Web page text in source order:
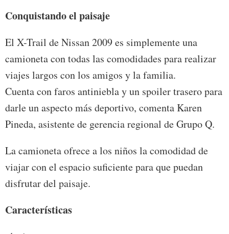
Conquistando el paisaje
El X-Trail de Nissan 2009 es simplemente una
camioneta con todas las comodidades para realizar
viajes largos con los amigos y la familia.
Cuenta con faros antiniebla y un spoiler trasero para
darle un aspecto más deportivo, comenta Karen
Pineda, asistente de gerencia regional de Grupo Q.
La camioneta ofrece a los niños la comodidad de
viajar con el espacio suficiente para que puedan
disfrutar del paisaje.
Características